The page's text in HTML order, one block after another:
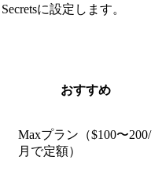
に設定します。
おすすめ
Maxプラン（$100〜200/
月で定額）